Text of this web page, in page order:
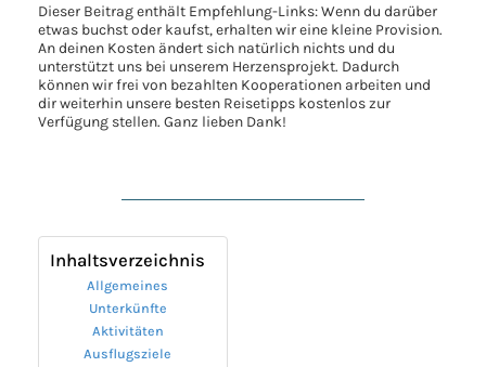
Dieser Beitrag enthält Empfehlung-Links: Wenn du darüber
etwas buchst oder kaufst, erhalten wir eine kleine Provision.
An deinen Kosten ändert sich natürlich nichts und du
unterstützt uns bei unserem Herzensprojekt. Dadurch
können wir frei von bezahlten Kooperationen arbeiten und
dir weiterhin unsere besten Reisetipps kostenlos zur
Verfügung stellen. Ganz lieben Dank!
Inhaltsverzeichnis
Allgemeines
Unterkünfte
Aktivitäten
Ausflugsziele